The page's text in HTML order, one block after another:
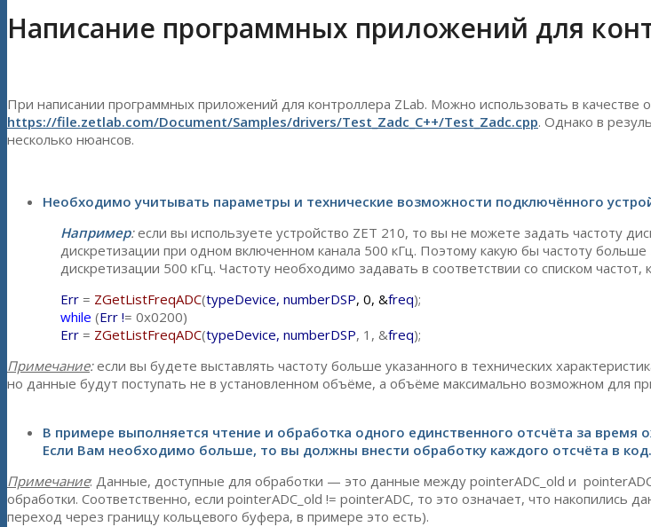
Написание программных приложений для
При написании программных приложений для контроллера ZLab. Можно использовать в
https://file.zetlab.com/Document/Samples/drivers/Test_Zadc_C++/Test_Zadc.cpp. Однако в
несколько нюансов.
Необходимо учитывать параметры и технические возможности подключённого
Например:если вы используете устройство ZET 210, то вы не можете задать частоту
дискретизации при одном включенном канала 500 кГц. Поэтому какую бы частоту
дискретизации 500 кГц. Частоту необходимо задавать в соответствии со списком
Err = ZGetListFreqADC(typeDevice, numberDSP, 0, &freq);
while (Err != 0x0200)
Err = ZGetListFreqADC(typeDevice, numberDSP, 1, &freq);
Примечание:если вы будете выставлять частоту больше указанного в технических
но данные будут поступать не в установленном объёме, а объёме максимально возможном для
В примере выполняется чтение и обработка одного единственного отсчёта за время
Если Вам необходимо больше, то вы должны внести обработку каждого отсчёта в код.
Примечание: Данные, доступные для обработки — это данные между pointerADC_old и
обработки. Соответственно, если pointerADC_old != pointerADC, то это означает, что
переход через границу кольцевого буфера, в примере это есть).